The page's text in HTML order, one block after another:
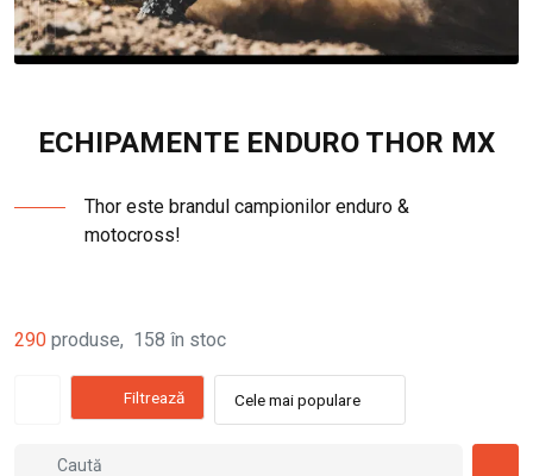
ECHIPAMENTE ENDURO THOR MX
Thor este brandul campionilor enduro &
motocross!
290 produse, 158 în stoc
Filtrează Cele mai populare